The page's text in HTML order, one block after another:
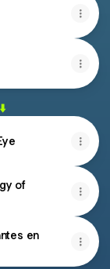
of
en